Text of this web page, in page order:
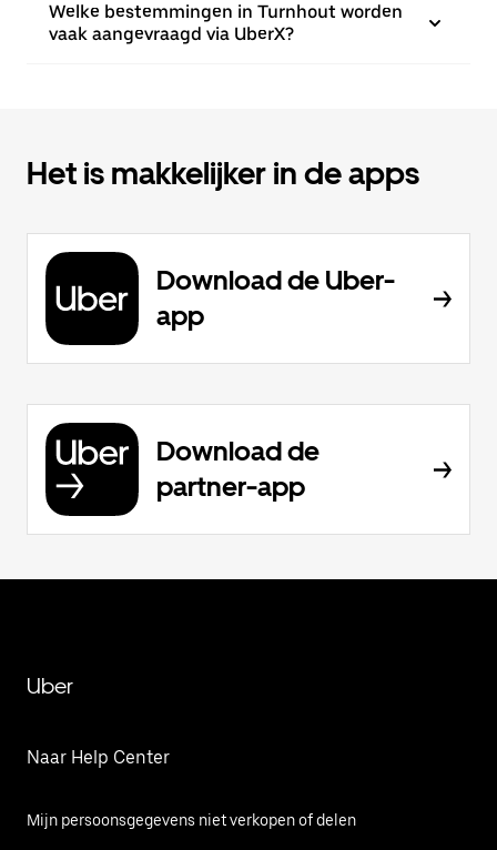
Welke bestemmingen in Turnhout worden
vaak aangevraagd via UberX?
Het is makkelijker in de apps
Download de Uber-
app
Download de
partner-app
Uber
Naar Help Center
Mijn persoonsgegevens niet verkopen of delen